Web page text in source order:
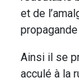
et de
Ainsi il se
acculé à la